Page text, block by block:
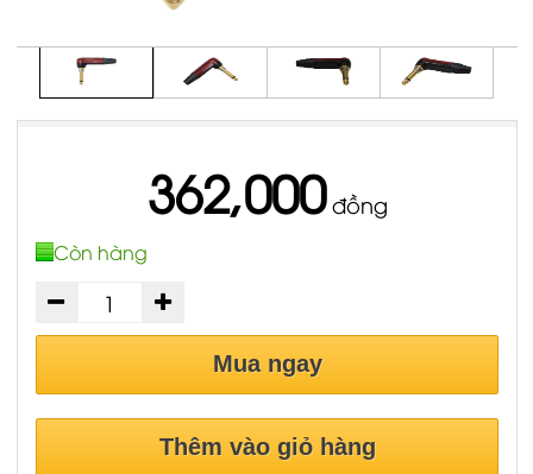
362,000đồng
Còn hàng
Mua ngay
Thêm vào giỏ hàng